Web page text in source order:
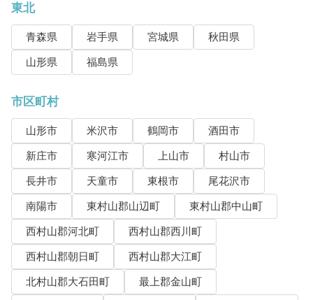
東北
青森県 岩手県 宮城県
秋田県
山形県
福島県
市区町村
山形市 米沢市 鶴岡市
酒田市
新庄市
寒河江市 上山市
村山市
長井市
天童市 東根市
尾花沢市
南陽市
東村山郡山辺町
東村山郡中山町
西村山郡河北町
西村山郡西川町
西村山郡朝日町
西村山郡大江町
北村山郡大石田町
最上郡金山町